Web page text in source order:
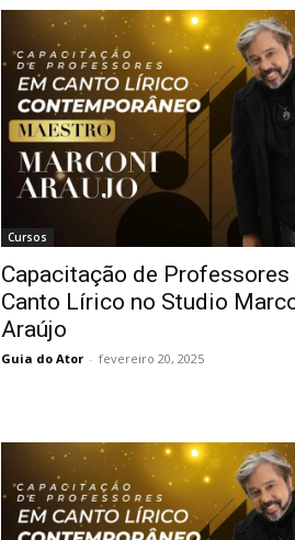
Cursos
Capacitação de Professores
Canto Lírico no Studio
Araújo
Guia do Ator - fevereiro 20, 2025